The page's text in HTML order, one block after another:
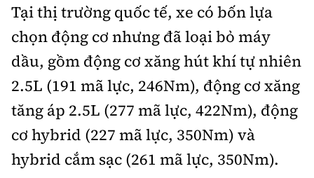
Tại thị trường quốc tế, xe có bốn lựa
chọn động cơ nhưng đã loại bỏ máy
dầu, gồm động cơ xăng hút khí tự nhiên
2.5L (191 mã lực, 246Nm), động cơ xăng
tăng áp 2.5L (277 mã lực, 422Nm), động
cơ hybrid (227 mã lực, 350Nm) và
hybrid cắm sạc (261 mã lực, 350Nm).